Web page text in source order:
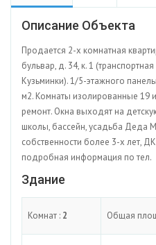
Описание Объекта
Продается 2-х комнатная
бульвар, д. 34, к. 1
Кузьминки). 1/5-этажного
м2. Комнаты изолированные 19
ремонт. Окна выходят на
школы, бассейн, усадьба Деда
собственности более 3-х лет,
подробная информация по тел.
Здание
Комнат : 2 Общая